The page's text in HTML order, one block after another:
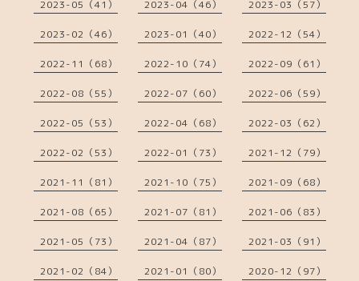
2023-05（41） 2023-04（46） 2023-03（57）
2023-02（46） 2023-01（40） 2022-12（54）
2022-11（68） 2022-10（74） 2022-09（61）
2022-08（55） 2022-07（60） 2022-06（59）
2022-05（53） 2022-04（68） 2022-03（62）
2022-02（53） 2022-01（73） 2021-12（79）
2021-11（81） 2021-10（75） 2021-09（68）
2021-08（65） 2021-07（81） 2021-06（83）
2021-05（73） 2021-04（87） 2021-03（91）
2021-02（84） 2021-01（80） 2020-12（97）